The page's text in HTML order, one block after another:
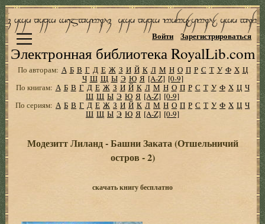
Электронная библиотека RoyalLib.com
Войти Зарегистрироваться
По авторам: А Б В Г Д Е Ж З И Й К Л М Н О П Р С Т У Ф Х Ц
Ч Ш Щ Ы Э Ю Я [A-Z] [0-9]
По книгам: А Б В Г Д Е Ж З И Й К Л М Н О П Р С Т У Ф Х Ц Ч
Ш Щ Ы Э Ю Я [A-Z] [0-9]
По сериям: А Б В Г Д Е Ж З И Й К Л М Н О П Р С Т У Ф Х Ц Ч
Ш Щ Ы Э Ю Я [A-Z] [0-9]
Модезитт Лиланд - Башни Заката (Отшельничий
остров - 2)
скачать книгу бесплатно